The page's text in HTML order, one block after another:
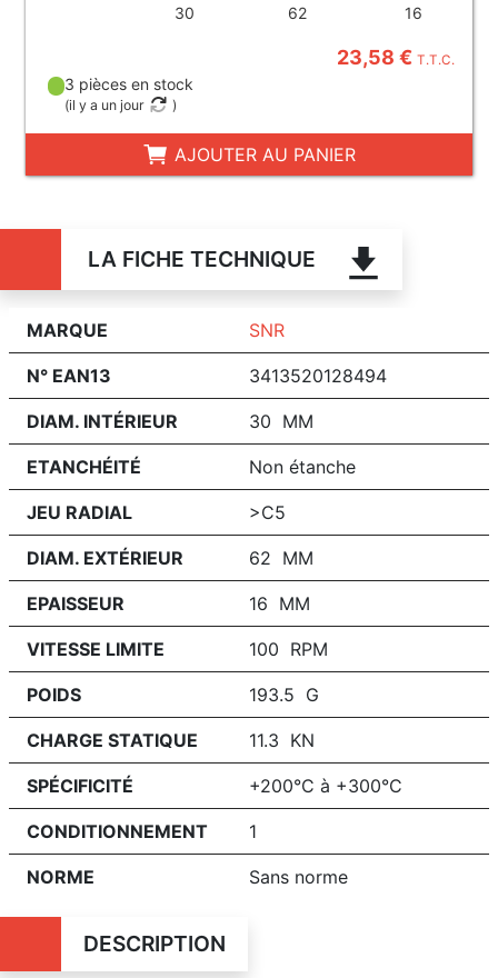
30 62 16
23,58 €T.T.C.
3 pièces en stock
(il y a un jour )
AJOUTER AU PANIER
LA FICHE TECHNIQUE
MARQUE SNR
N° EAN13 3413520128494
DIAM. INTÉRIEUR 30 MM
ETANCHÉITÉ Non étanche
JEU RADIAL >C5
DIAM. EXTÉRIEUR 62 MM
EPAISSEUR 16 MM
VITESSE LIMITE 100 RPM
POIDS 193.5 G
CHARGE STATIQUE 11.3 KN
SPÉCIFICITÉ +200°C à +300°C
CONDITIONNEMENT 1
NORME Sans norme
DESCRIPTION